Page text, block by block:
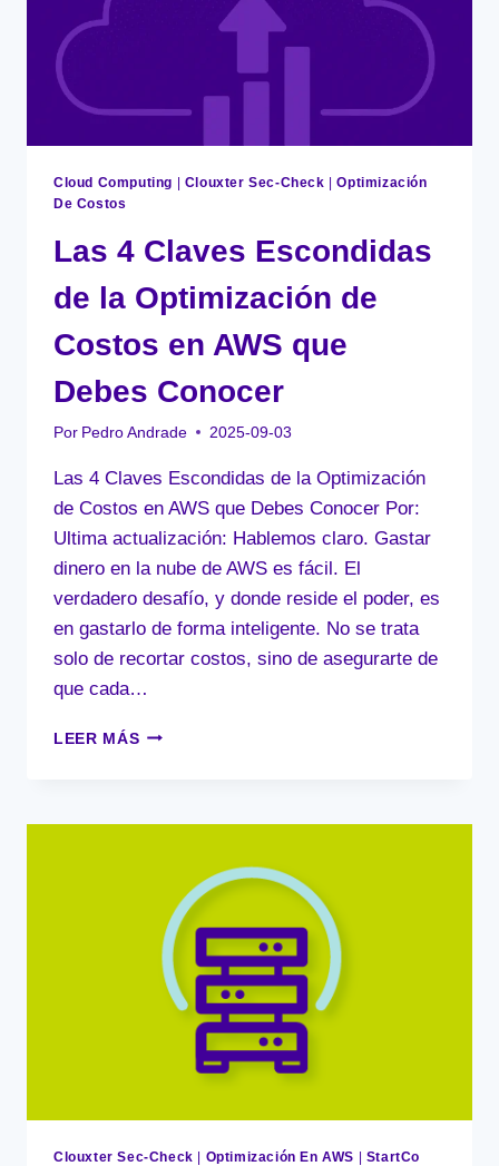
Cloud Computing | Clouxter Sec-Check |Optimización
De Costos
Las 4 Claves Escondidas
de la Optimización de
Costos en AWS que
Debes Conocer
Por Pedro Andrade 2025-09-03
Las 4 Claves Escondidas de la Optimización
de Costos en AWS que Debes Conocer Por:
Ultima actualización: Hablemos claro. Gastar
dinero en la nube de AWS es fácil. El
verdadero desafío, y donde reside el poder, es
en gastarlo de forma inteligente. No se trata
solo de recortar costos, sino de asegurarte de
que cada…
LEER MÁSLAS
DE
OPTIMIZACIÓN
COSTOS
AWS
QUE
DEBES
CONOCER
Clouxter Sec-Check Optimización En AWS StartCo